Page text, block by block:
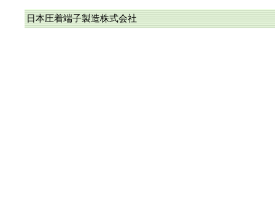
日本圧着端子製造株式会社